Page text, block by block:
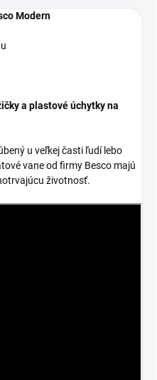
Modern
a plastové úchytky na
u veľkej časti ľudí lebo
vane od firmy Besco majú
životnosť.